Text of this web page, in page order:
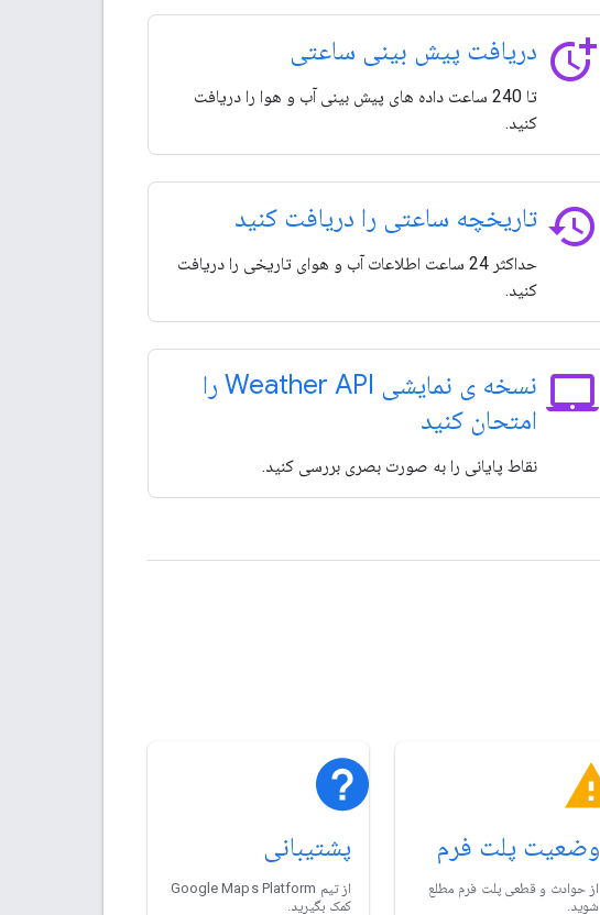
more_time دریافت پیش بینی ساعتی
تا 240 ساعت داده های پیش بینی آب و هوا را دریافت
کنید.
history تاریخچه ساعتی را دریافت کنید
حداکثر 24 ساعت اطلاعات آب و هوای تاریخی را دریافت
کنید.
laptop_mac
نسخه ی نمایشی Weather API را
امتحان کنید
نقاط پایانی را به صورت بصری بررسی کنید.
وضعیت پلت فرم
از حوادث و قطعی پلت فرم مطلع
شوید.
پشتیبانی
از تیم Google Maps Platform
کمک بگیرید.